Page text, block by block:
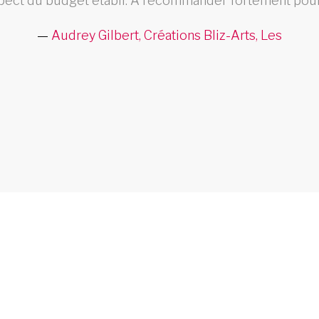
Audrey Gilbert, Créations Bliz-Arts, Les